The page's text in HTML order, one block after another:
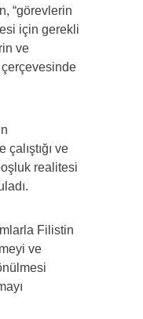
“görevlerin
için gerekli
ve
çerçevesinde
ve
realitesi
Filistin
ve